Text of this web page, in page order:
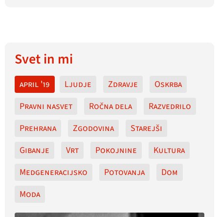
Svet in mi
april '19 Ljudje Zdravje
Oskrba
Pravni nasvet
Ročna dela
Razvedrilo
Prehrana
Zgodovina
Starejši
Gibanje
Vrt Pokojnine
Kultura
Medgeneracijsko
Potovanja
Dom
Moda